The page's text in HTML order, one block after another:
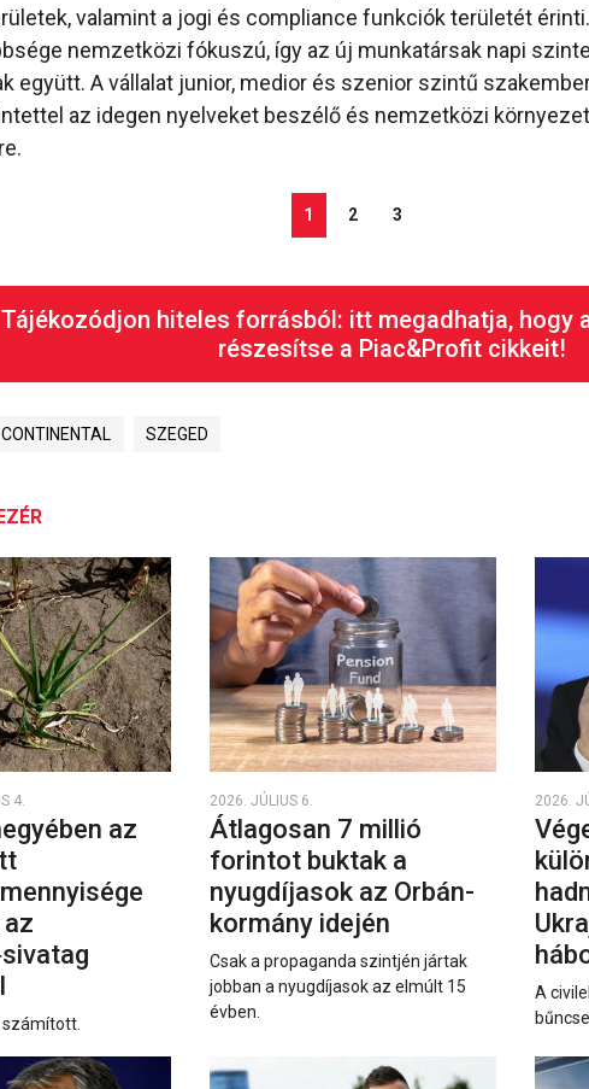
valamint a jogi és compliance funkciók területét
nemzetközi fókuszú, így az új munkatársak napi
együtt. A vállalat junior, medior és szenior szintű
az idegen nyelveket beszélő és nemzetközi
1 2 3
Tájékozódjon hiteles forrásból: itt megadhatja, hogy
részesítse a Piac&Profit cikkeit!
CONTINENTAL SZEGED
4.
az
számított.
2026. JÚLIUS 6.
Átlagosan 7 millió
forintot buktak a
nyugdíjasok az Orbán-
kormány idején
Csak a propaganda szintjén jártak
jobban a nyugdíjasok az elmúlt 15
évben.
2026.
A